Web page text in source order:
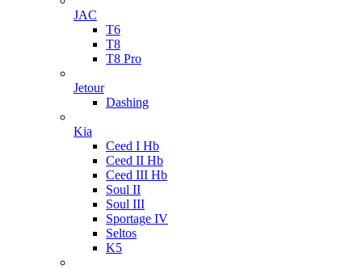
JAC
T6
T8
T8 Pro
Jetour
Dashing
Kia
Ceed I Hb
Ceed II Hb
Ceed III Hb
Soul II
Soul III
Sportage IV
Seltos
K5